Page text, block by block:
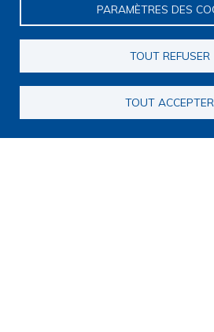
PARAMÈTRES DES
TOUT REFUSER
TOUT ACCEPTER
Journées francophones
Webinaires
Journal club
Programme de recherche
Appel à candidatures pour la
Consortia